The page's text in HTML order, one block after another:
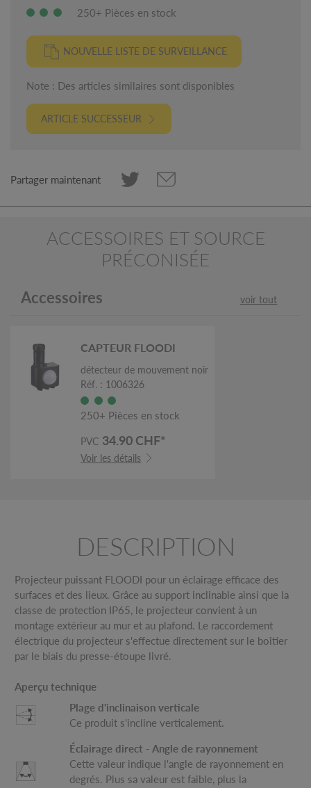
250+ Pièces en stock
NOUVELLE LISTE DE SURVEILLANCE
Note : Des articles similaires sont disponibles
ARTICLE SUCCESSEUR
Partager maintenant
ACCESSOIRES ET SOURCE
PRÉCONISÉE
Accessoires voir tout
CAPTEUR FLOODI
détecteur de mouvement noir
Réf. : 1006326
250+ Pièces en stock
PVC 34.90 CHF*
Voir les détails
DESCRIPTION
Projecteur puissant FLOODI pour un éclairage efficace des
surfaces et des lieux. Grâce au support inclinable ainsi que la
classe de protection IP65, le projecteur convient à un
montage extérieur au mur et au plafond. Le raccordement
électrique du projecteur s'effectue directement sur le boîtier
par le biais du presse-étoupe livré.
Aperçu technique
Plage d'inclinaison verticale
Ce produit s'incline verticalement.
Éclairage direct - Angle de rayonnement
Cette valeur indique l'angle de rayonnement en
degrés. Plus sa valeur est faible, plus la